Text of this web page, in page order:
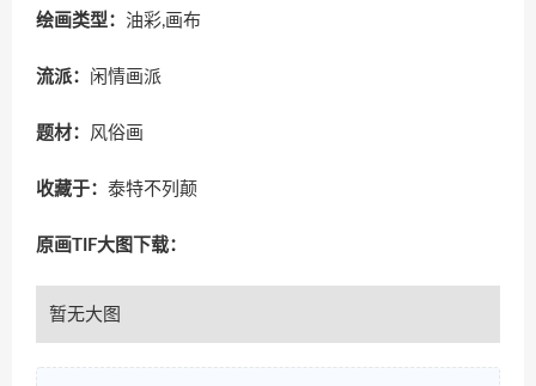
绘画类型： 油彩,画布
流派： 闲情画派
题材： 风俗画
收藏于： 泰特不列颠
原画TIF大图下载：
暂无大图